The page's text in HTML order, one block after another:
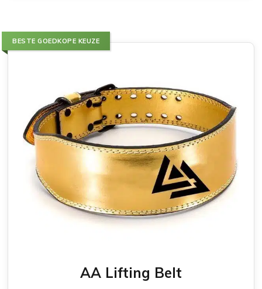
BESTE GOEDKOPE KEUZE
AA Lifting Belt